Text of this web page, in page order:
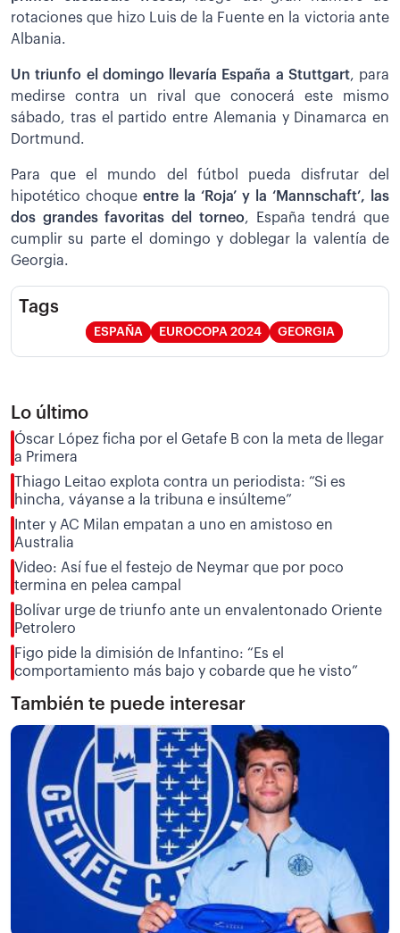
rotaciones que hizo Luis de la Fuente en la victoria ante
Albania.
Un triunfo el domingo llevaría España a Stuttgart, para
medirse contra un rival que conocerá este mismo
sábado, tras el partido entre Alemania y Dinamarca en
Dortmund.
Para que el mundo del fútbol pueda disfrutar del
hipotético choque entre la ‘Roja’ y la ‘Mannschaft’, las
dos grandes favoritas del torneo, España tendrá que
cumplir su parte el domingo y doblegar la valentía de
Georgia.
Tags
ESPAÑA EUROCOPA 2024 GEORGIA
Lo último
Óscar López ficha por el Getafe B con la meta de llegar
a Primera
Thiago Leitao explota contra un periodista: “Si es
hincha, váyanse a la tribuna e insúlteme”
Inter y AC Milan empatan a uno en amistoso en
Australia
Video: Así fue el festejo de Neymar que por poco
termina en pelea campal
Bolívar urge de triunfo ante un envalentonado Oriente
Petrolero
Figo pide la dimisión de Infantino: “Es el
comportamiento más bajo y cobarde que he visto”
También te puede interesar